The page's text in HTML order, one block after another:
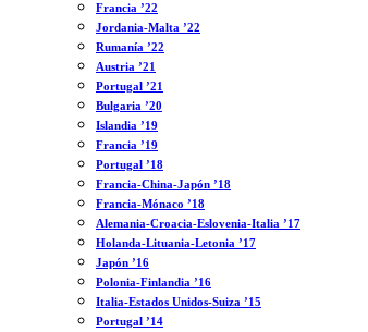
Francia ’22
Jordania-Malta ’22
Rumanía ’22
Austria ’21
Portugal ’21
Bulgaria ’20
Islandia ’19
Francia ’19
Portugal ’18
Francia-China-Japón ’18
Francia-Mónaco ’18
Alemania-Croacia-Eslovenia-Italia ’17
Holanda-Lituania-Letonia ’17
Japón ’16
Polonia-Finlandia ’16
Italia-Estados Unidos-Suiza ’15
Portugal ’14